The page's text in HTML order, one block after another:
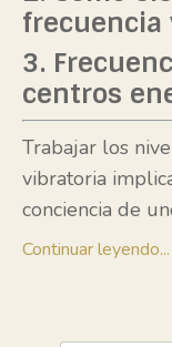
frecuencia
3.
centros
Trabajar los
vibratoria
conciencia de
Continuar leyendo...